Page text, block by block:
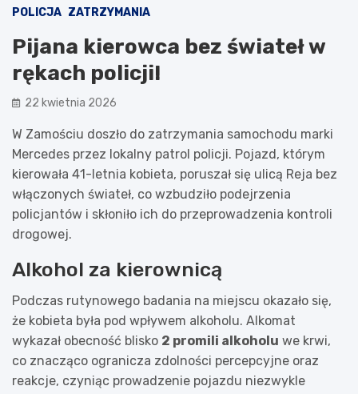
POLICJA ZATRZYMANIA
Pijana kierowca bez świateł w
rękach policji!
22 kwietnia 2026
W Zamościu doszło do zatrzymania samochodu marki
Mercedes przez lokalny patrol policji. Pojazd, którym
kierowała 41-letnia kobieta, poruszał się ulicą Reja bez
włączonych świateł, co wzbudziło podejrzenia
policjantów i skłoniło ich do przeprowadzenia kontroli
drogowej.
Alkohol za kierownicą
Podczas rutynowego badania na miejscu okazało się,
że kobieta była pod wpływem alkoholu. Alkomat
wykazał obecność blisko 2 promili alkoholu we krwi,
co znacząco ogranicza zdolności percepcyjne oraz
reakcje, czyniąc prowadzenie pojazdu niezwykle